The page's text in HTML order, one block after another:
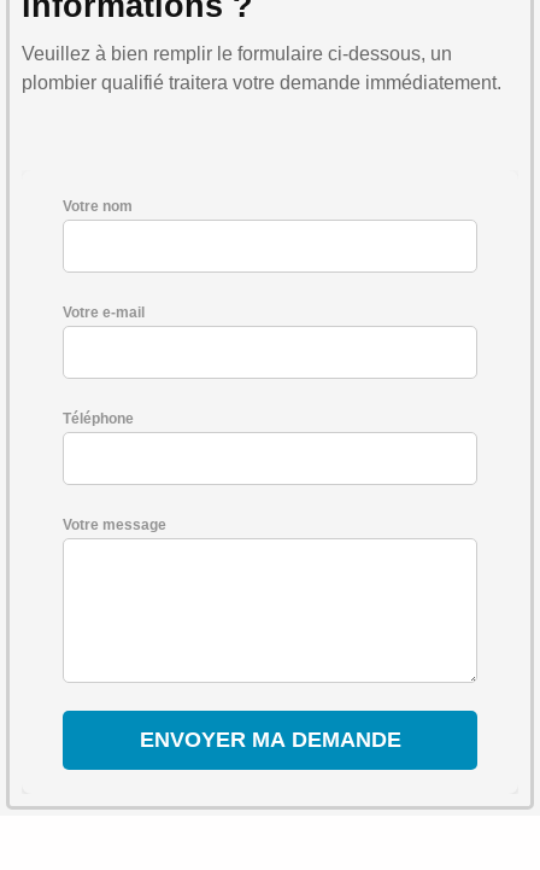
Veuillez à bien remplir le formulaire ci-dessous, un
plombier qualifié traitera votre demande immédiatement.
Votre nom
Votre e-mail
Téléphone
Votre message